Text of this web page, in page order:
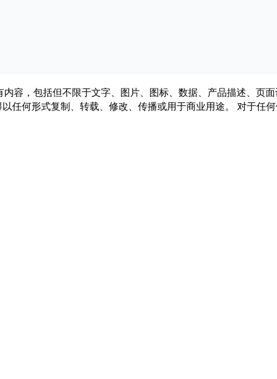
，包括但不限于文字、图片、图标、数据、产品描述、页
任何形式复制、转载、修改、传播或用于商业用途。 对于任